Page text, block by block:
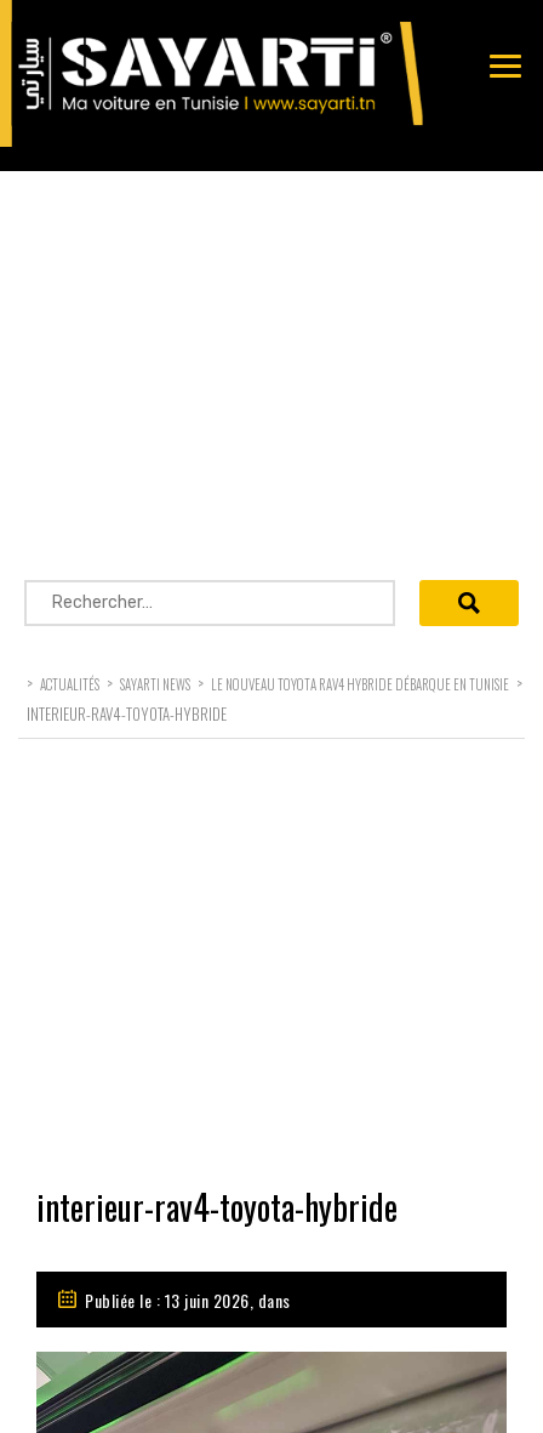
Rechercher :
> ACTUALITÉS > SAYARTI NEWS > LE NOUVEAU TOYOTA RAV4 HYBRIDE DÉBARQUE EN TUNISIE >
INTERIEUR-RAV4-TOYOTA-HYBRIDE
interieur-rav4-toyota-hybride
Publiée le : 13 juin 2026, dans